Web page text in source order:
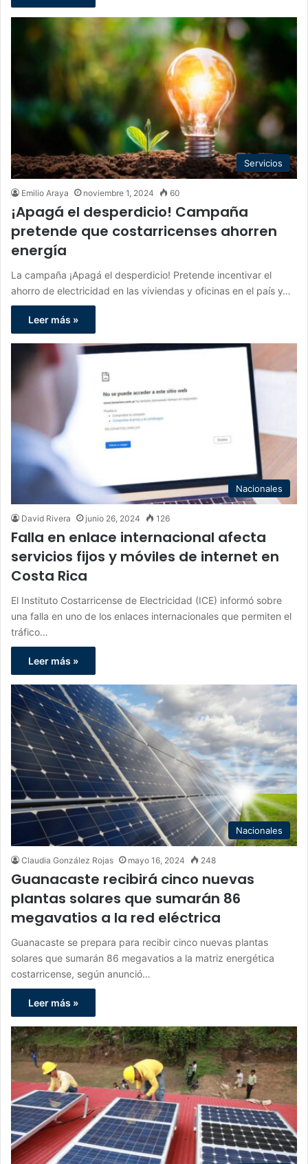
Servicios
Emilio Araya noviembre 1, 2024 60
¡Apagá el desperdicio! Campaña
pretende que costarricenses ahorren
energía
La campaña ¡Apagá el desperdicio! Pretende incentivar el
ahorro de electricidad en las viviendas y oficinas en el país y…
Leer más »
Nacionales
David Rivera junio 26, 2024 126
Falla en enlace internacional afecta
servicios fijos y móviles de internet en
Costa Rica
El Instituto Costarricense de Electricidad (ICE) informó sobre
una falla en uno de los enlaces internacionales que permiten el
tráfico…
Leer más »
Nacionales
Claudia González Rojas mayo 16, 2024 248
Guanacaste recibirá cinco nuevas
plantas solares que sumarán 86
megavatios a la red eléctrica
Guanacaste se prepara para recibir cinco nuevas plantas
solares que sumarán 86 megavatios a la matriz energética
costarricense, según anunció…
Leer más »